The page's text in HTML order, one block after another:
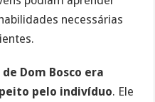
necessárias
Dom Bosco era
pelo indivíduo. Ele